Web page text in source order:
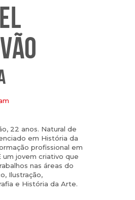
22 anos. Natural de
em História da
profissional em
um jovem criativo que
nas áreas do
Ilustração,
e História da Arte.